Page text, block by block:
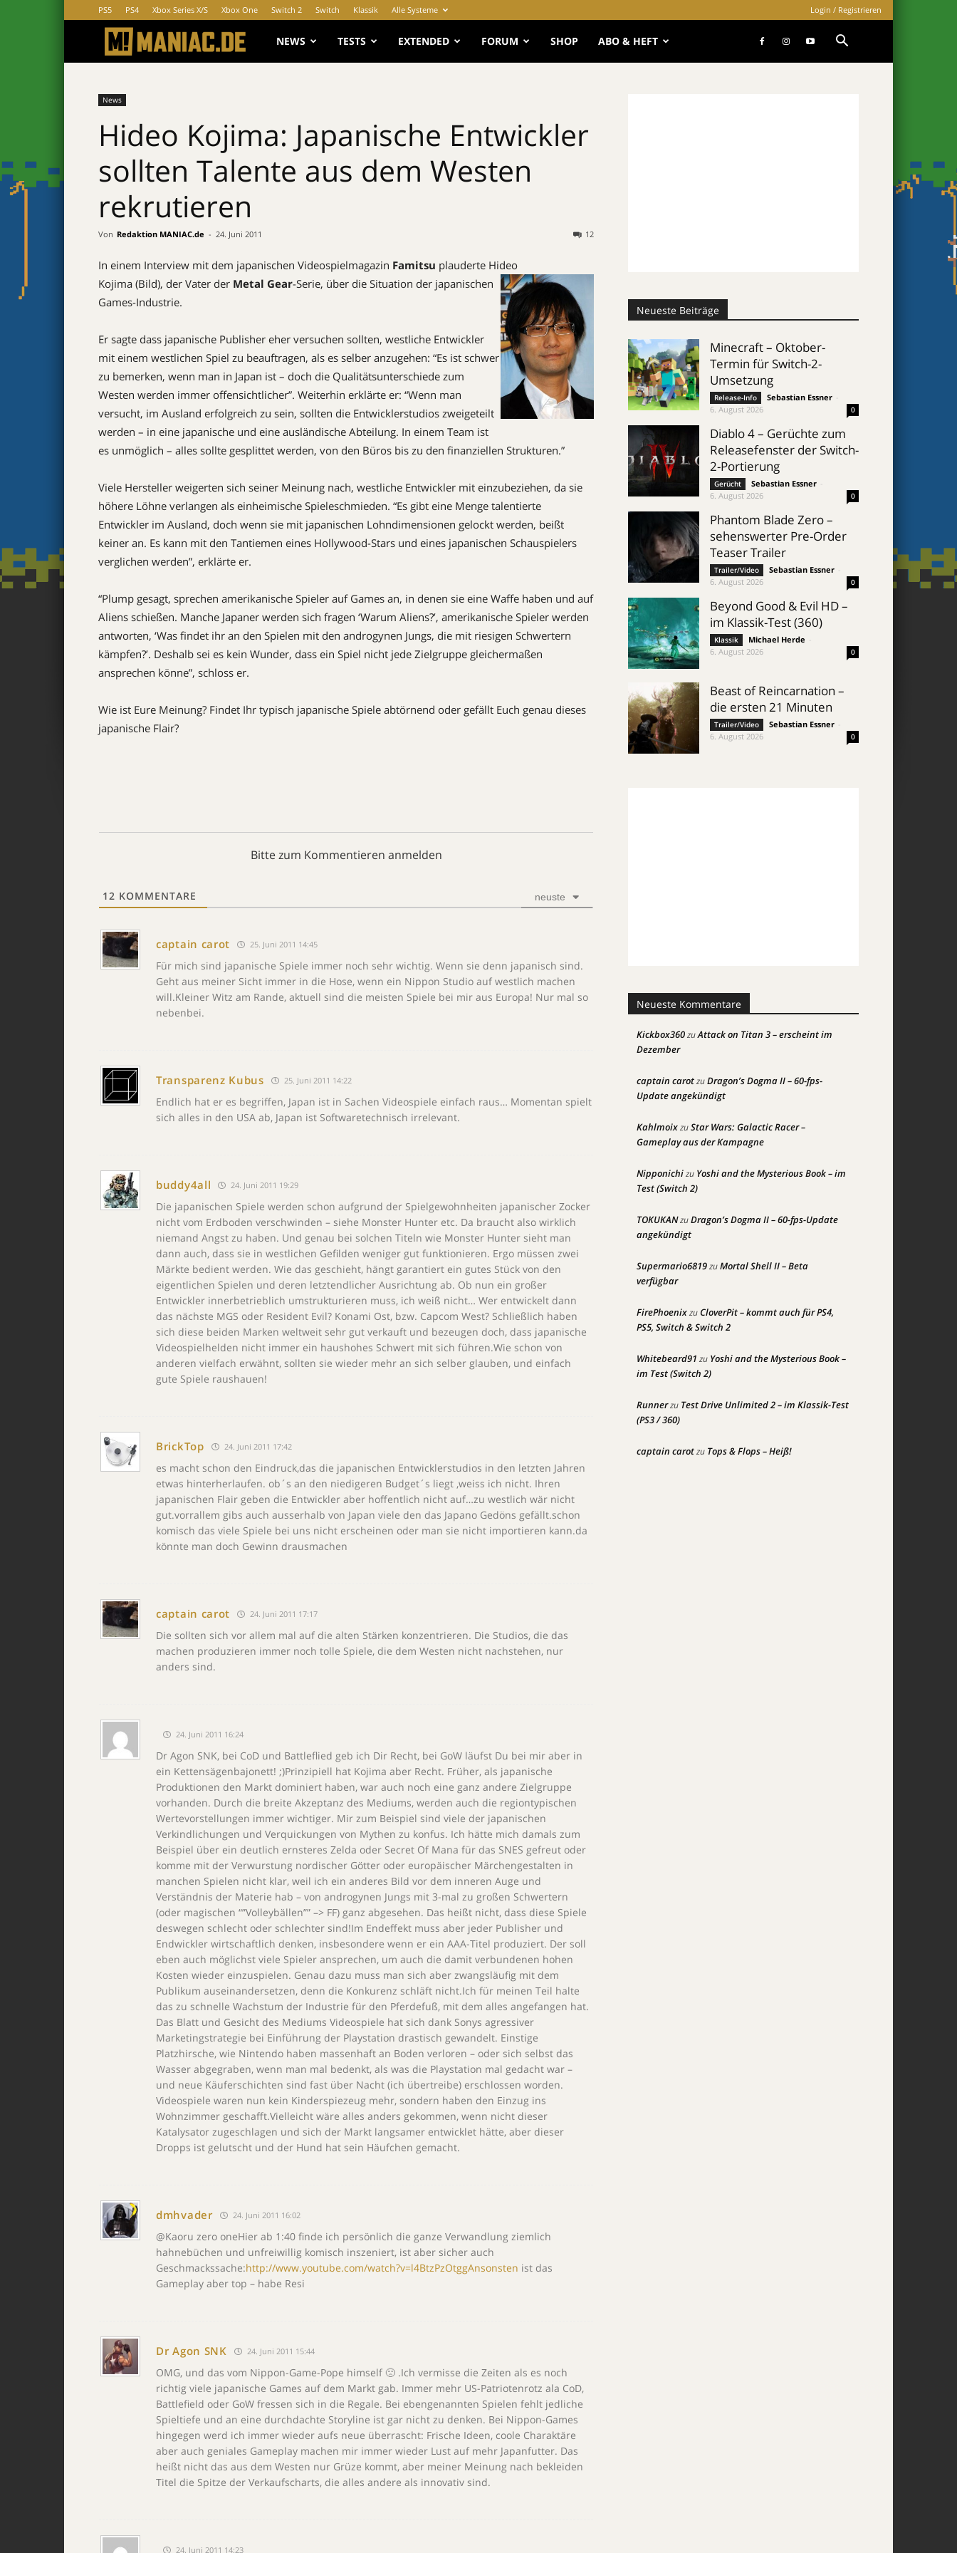
PS5 PS4 Xbox Series X/S Xbox One Switch 2 Switch Klassik Alle Systeme Login / Registrieren
MANIAC.de
NEWS TESTS EXTENDED FORUM SHOP ABO & HEFT
News
Hideo Kojima: Japanische Entwickler
sollten Talente aus dem Westen
rekrutieren
Von Redaktion MANIAC.de - 24. Juni 2011 12
In einem Interview mit dem japanischen Videospielmagazin Famitsu plauderte Hideo
Kojima (Bild), der Vater der Metal Gear-Serie, über die Situation der japanischen
Games-Industrie.
Er sagte dass japanische Publisher eher versuchen sollten, westliche Entwickler
mit einem westlichen Spiel zu beauftragen, als es selber anzugehen: “Es ist schwer
zu bemerken, wenn man in Japan ist – doch die Qualitätsunterschiede zum
Westen werden immer offensichtlicher”. Weiterhin erklärte er: “Wenn man
versucht, im Ausland erfolgreich zu sein, sollten die Entwicklerstudios zweigeteilt
werden – in eine japanische und eine ausländische Abteilung. In einem Team ist
es unmöglich – alles sollte gesplittet werden, von den Büros bis zu den finanziellen Strukturen.”
Viele Hersteller weigerten sich seiner Meinung nach, westliche Entwickler mit einzubeziehen, da sie
höhere Löhne verlangen als einheimische Spieleschmieden. “Es gibt eine Menge talentierte
Entwickler im Ausland, doch wenn sie mit japanischen Lohndimensionen gelockt werden, beißt
keiner an. Es kann mit den Tantiemen eines Hollywood-Stars und eines japanischen Schauspielers
verglichen werden”, erklärte er.
“Plump gesagt, sprechen amerikanische Spieler auf Games an, in denen sie eine Waffe haben und auf
Aliens schießen. Manche Japaner werden sich fragen ‘Warum Aliens?’, amerikanische Spieler werden
antworten, ‘Was findet ihr an den Spielen mit den androgynen Jungs, die mit riesigen Schwertern
kämpfen?’. Deshalb sei es kein Wunder, dass ein Spiel nicht jede Zielgruppe gleichermaßen
ansprechen könne”, schloss er.
Wie ist Eure Meinung? Findet Ihr typisch japanische Spiele abtörnend oder gefällt Euch genau dieses
japanische Flair?
Bitte zum Kommentieren anmelden
12 KOMMENTARE neuste
captain carot 25. Juni 2011 14:45
Für mich sind japanische Spiele immer noch sehr wichtig. Wenn sie denn japanisch sind.
Geht aus meiner Sicht immer in die Hose, wenn ein Nippon Studio auf westlich machen
will.Kleiner Witz am Rande, aktuell sind die meisten Spiele bei mir aus Europa! Nur mal so
nebenbei.
Transparenz Kubus 25. Juni 2011 14:22
Endlich hat er es begriffen, Japan ist in Sachen Videospiele einfach raus… Momentan spielt
sich alles in den USA ab, Japan ist Softwaretechnisch irrelevant.
buddy4all 24. Juni 2011 19:29
Die japanischen Spiele werden schon aufgrund der Spielgewohnheiten japanischer Zocker
nicht vom Erdboden verschwinden – siehe Monster Hunter etc. Da braucht also wirklich
niemand Angst zu haben. Und genau bei solchen Titeln wie Monster Hunter sieht man
dann auch, dass sie in westlichen Gefilden weniger gut funktionieren. Ergo müssen zwei
Märkte bedient werden. Wie das geschieht, hängt garantiert ein gutes Stück von den
eigentlichen Spielen und deren letztendlicher Ausrichtung ab. Ob nun ein großer
Entwickler innerbetrieblich umstrukturieren muss, ich weiß nicht… Wer entwickelt dann
das nächste MGS oder Resident Evil? Konami Ost, bzw. Capcom West? Schließlich haben
sich diese beiden Marken weltweit sehr gut verkauft und bezeugen doch, dass japanische
Videospielhelden nicht immer ein haushohes Schwert mit sich führen.Wie schon von
anderen vielfach erwähnt, sollten sie wieder mehr an sich selber glauben, und einfach
gute Spiele raushauen!
BrickTop 24. Juni 2011 17:42
es macht schon den Eindruck,das die japanischen Entwicklerstudios in den letzten Jahren
etwas hinterherlaufen. ob´s an den niedigeren Budget´s liegt ,weiss ich nicht. Ihren
japanischen Flair geben die Entwickler aber hoffentlich nicht auf…zu westlich wär nicht
gut.vorrallem gibs auch ausserhalb von Japan viele den das Japano Gedöns gefällt.schon
komisch das viele Spiele bei uns nicht erscheinen oder man sie nicht importieren kann.da
könnte man doch Gewinn drausmachen
captain carot 24. Juni 2011 17:17
Die sollten sich vor allem mal auf die alten Stärken konzentrieren. Die Studios, die das
machen produzieren immer noch tolle Spiele, die dem Westen nicht nachstehen, nur
anders sind.
24. Juni 2011 16:24
Dr Agon SNK, bei CoD und Battleflied geb ich Dir Recht, bei GoW läufst Du bei mir aber in
ein Kettensägenbajonett! ;)Prinzipiell hat Kojima aber Recht. Früher, als japanische
Produktionen den Markt dominiert haben, war auch noch eine ganz andere Zielgruppe
vorhanden. Durch die breite Akzeptanz des Mediums, werden auch die regiontypischen
Wertevorstellungen immer wichtiger. Mir zum Beispiel sind viele der japanischen
Verkindlichungen und Verquickungen von Mythen zu konfus. Ich hätte mich damals zum
Beispiel über ein deutlich ernsteres Zelda oder Secret Of Mana für das SNES gefreut oder
komme mit der Verwurstung nordischer Götter oder europäischer Märchengestalten in
manchen Spielen nicht klar, weil ich ein anderes Bild vor dem inneren Auge und
Verständnis der Materie hab – von androgynen Jungs mit 3-mal zu großen Schwertern
(oder magischen “”Volleybällen”” –> FF) ganz abgesehen. Das heißt nicht, dass diese Spiele
deswegen schlecht oder schlechter sind!Im Endeffekt muss aber jeder Publisher und
Endwickler wirtschaftlich denken, insbesondere wenn er ein AAA-Titel produziert. Der soll
eben auch möglichst viele Spieler ansprechen, um auch die damit verbundenen hohen
Kosten wieder einzuspielen. Genau dazu muss man sich aber zwangsläufig mit dem
Publikum auseinandersetzen, denn die Konkurenz schläft nicht.Ich für meinen Teil halte
das zu schnelle Wachstum der Industrie für den Pferdefuß, mit dem alles angefangen hat.
Das Blatt und Gesicht des Mediums Videospiele hat sich dank Sonys agressiver
Marketingstrategie bei Einführung der Playstation drastisch gewandelt. Einstige
Platzhirsche, wie Nintendo haben massenhaft an Boden verloren – oder sich selbst das
Wasser abgegraben, wenn man mal bedenkt, als was die Playstation mal gedacht war –
und neue Käuferschichten sind fast über Nacht (ich übertreibe) erschlossen worden.
Videospiele waren nun kein Kinderspiezeug mehr, sondern haben den Einzug ins
Wohnzimmer geschafft.Vielleicht wäre alles anders gekommen, wenn nicht dieser
Katalysator zugeschlagen und sich der Markt langsamer entwicklet hätte, aber dieser
Dropps ist gelutscht und der Hund hat sein Häufchen gemacht.
dmhvader 24. Juni 2011 16:02
@Kaoru zero oneHier ab 1:40 finde ich persönlich die ganze Verwandlung ziemlich
hahnebüchen und unfreiwillig komisch inszeniert, ist aber sicher auch
Geschmackssache:http://www.youtube.com/watch?v=l4BtzPzOtggAnsonsten ist das
Gameplay aber top – habe Resi
Dr Agon SNK 24. Juni 2011 15:44
OMG, und das vom Nippon-Game-Pope himself 🙁 .Ich vermisse die Zeiten als es noch
richtig viele japanische Games auf dem Markt gab. Immer mehr US-Patriotenrotz ala CoD,
Battlefield oder GoW fressen sich in die Regale. Bei ebengenannten Spielen fehlt jedliche
Spieltiefe und an eine durchdachte Storyline ist gar nicht zu denken. Bei Nippon-Games
hingegen werd ich immer wieder aufs neue überrascht: Frische Ideen, coole Charaktäre
aber auch geniales Gameplay machen mir immer wieder Lust auf mehr Japanfutter. Das
heißt nicht das aus dem Westen nur Grüze kommt, aber meiner Meinung nach bekleiden
Titel die Spitze der Verkaufscharts, die alles andere als innovativ sind.
24. Juni 2011 14:23
Neueste Beiträge
Minecraft – Oktober-
Termin für Switch-2-
Umsetzung
Release-Info Sebastian Essner
6. August 2026
0
Diablo 4 – Gerüchte zum
Releasefenster der Switch-
2-Portierung
Gerücht Sebastian Essner
6. August 2026
0
Phantom Blade Zero –
sehenswerter Pre-Order
Teaser Trailer
Trailer/Video Sebastian Essner
6. August 2026
0
Beyond Good & Evil HD –
im Klassik-Test (360)
Klassik Michael Herde
6. August 2026
0
Beast of Reincarnation –
die ersten 21 Minuten
Trailer/Video Sebastian Essner
6. August 2026
0
Neueste Kommentare
Kickbox360zuAttack on Titan 3 – erscheint im
Dezember
captain carotzuDragon’s Dogma II – 60-fps-
Update angekündigt
KahlmoixzuStar Wars: Galactic Racer –
Gameplay aus der Kampagne
Nipponichizu Yoshi and the Mysterious Book – im
Test (Switch 2)
TOKUKANzuDragon’s Dogma II – 60-fps-Update
angekündigt
Supermario6819zuMortal Shell II – Beta
verfügbar
FirePhoenixzuCloverPit – kommt auch für PS4,
PS5, Switch & Switch 2
Whitebeard91 zu Yoshi and the Mysterious Book –
im Test (Switch 2)
Runnerzu Test Drive Unlimited 2 – im Klassik-Test
(PS3 / 360)
captain carotzu Tops & Flops – Heiß!